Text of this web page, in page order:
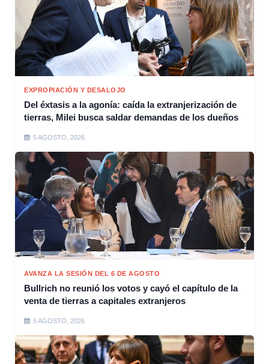
EXPROPIACIÓN Y DESALOJO
Del éxtasis a la agonía: caída la extranjerización de
tierras, Milei busca saldar demandas de los dueños
5 AGOSTO, 2026
AVANZA LA SESIÓN DEL 6 DE AGOSTO
Bullrich no reunió los votos y cayó el capítulo de la
venta de tierras a capitales extranjeros
5 AGOSTO, 2026